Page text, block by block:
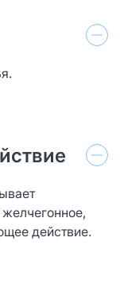
действие.